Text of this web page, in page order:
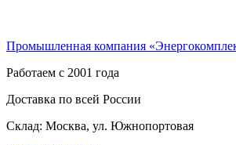
содержимому
Промышленная компания
Работаем с 2001 года
Доставка по всей России
Склад: Москва, ул. Южнопортовая